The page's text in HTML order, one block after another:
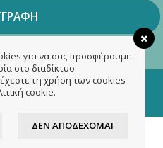
doubletrouble.gr
by
για να σας προσφέρουμε
στο διαδίκτυο.
τη χρήση των cookies
cookie.
ΔΕΝ ΑΠΟΔΈΧΟΜΑΙ